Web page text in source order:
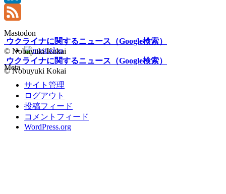
LinkedIn
Feed
Mastodon
Meta
サイト管理
ログアウト
投稿フィード
コメントフィード
WordPress.org
ウクライナに関するニュース（Google検索）
© Nobuyuki Kokai
ウクライナに関するニュース（Google検索）
© Nobuyuki Kokai